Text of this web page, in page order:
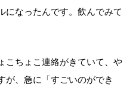
になったんです。飲んでみて
こちょこ連絡がきていて、や
、急に「すごいのができ